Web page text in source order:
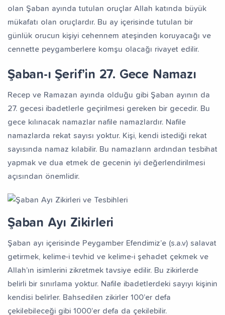
olan Şaban ayında tutulan oruçlar Allah katında büyük
mükafatı olan oruçlardır. Bu ay içerisinde tutulan bir
günlük orucun kişiyi cehennem ateşinden koruyacağı ve
cennette peygamberlere komşu olacağı rivayet edilir.
Şaban-ı Şerif’in 27. Gece Namazı
Recep ve Ramazan ayında olduğu gibi Şaban ayının da
27. gecesi ibadetlerle geçirilmesi gereken bir gecedir. Bu
gece kılınacak namazlar nafile namazlardır. Nafile
namazlarda rekat sayısı yoktur. Kişi, kendi istediği rekat
sayısında namaz kılabilir. Bu namazların ardından tesbihat
yapmak ve dua etmek de gecenin iyi değerlendirilmesi
açısından önemlidir.
Şaban Ayı Zikirleri
Şaban ayı içerisinde Peygamber Efendimiz’e (s.a.v) salavat
getirmek, kelime-i tevhid ve kelime-i şehadet çekmek ve
Allah’ın isimlerini zikretmek tavsiye edilir. Bu zikirlerde
belirli bir sınırlama yoktur. Nafile ibadetlerdeki sayıyı kişinin
kendisi belirler. Bahsedilen zikirler 100’er defa
çekilebileceği gibi 1000’er defa da çekilebilir.